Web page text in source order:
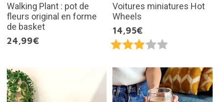
Walking Plant : pot de
fleurs original en forme
de basket
24,99€
Voitures miniatures Hot
Wheels
14,95€